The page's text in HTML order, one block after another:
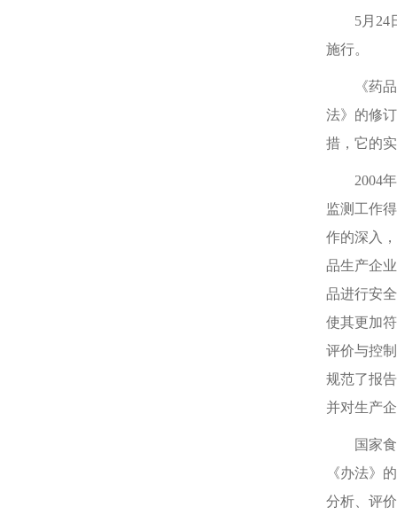
5月24日
施行。
《药品不
法》的修
措，它的
2004年
监测工作
作的深入
品生产企
品进行安
使其更加
评价与控
规范了报
并对生产
国家食品
《办法》
分析、评